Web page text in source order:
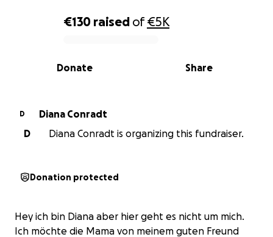
0% complete
€130 raised of€5K
Share
Donate
D
Diana Conradt
D
Diana Conradt is organizing this fundraiser.
Donation protected
Hey ich bin Diana aber hier geht es nicht um mich.
Ich möchte die Mama von meinem guten Freund